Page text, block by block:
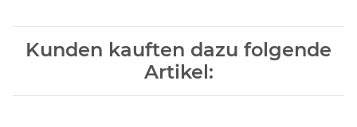
Kunden kauften dazu folgende
Artikel: